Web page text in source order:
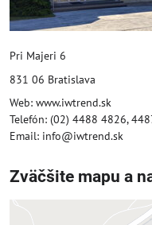
Pri Majeri 6
831 06 Bratislava
Web: www.iwtrend.sk
Telefón: (02) 4488 4826,
Email: info@iwtrend.sk
Zväčšite mapu a